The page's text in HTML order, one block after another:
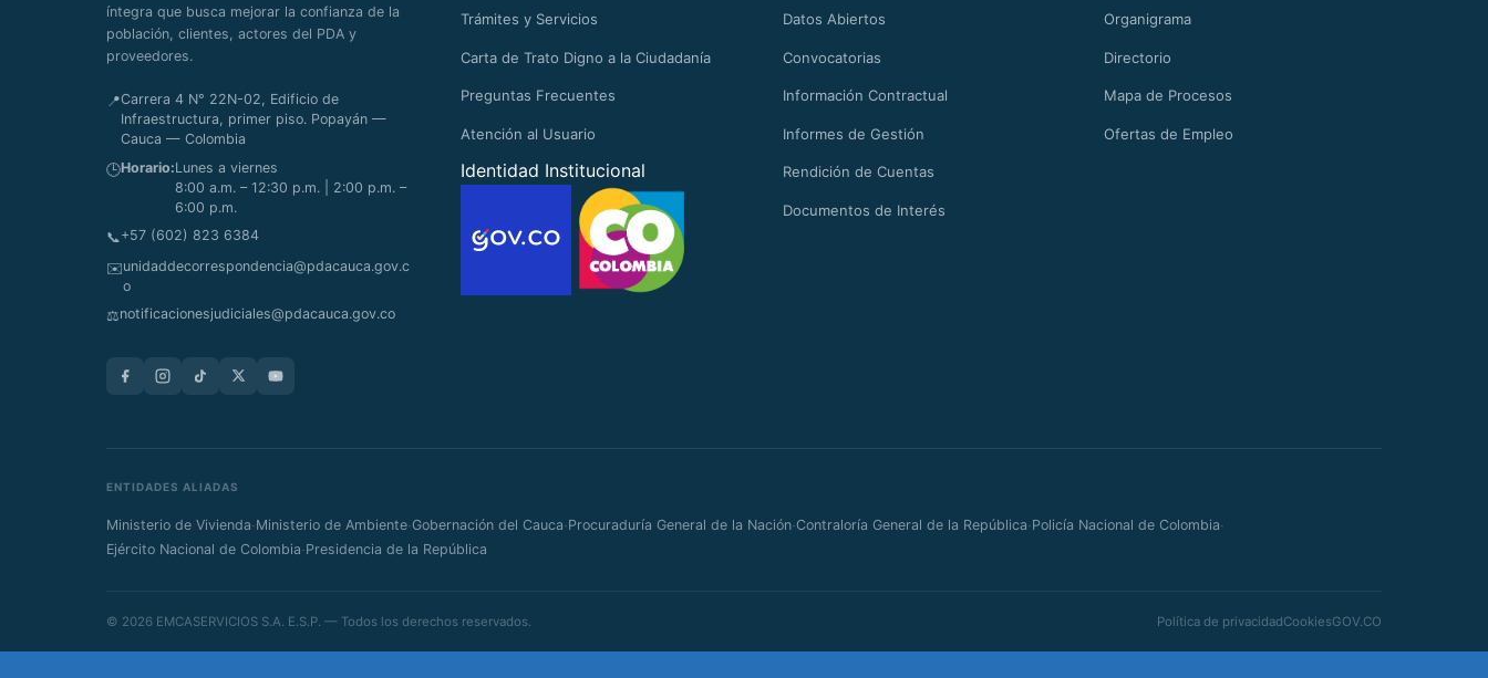
íntegra que busca mejorar la confianza de la
población, clientes, actores del PDA y
proveedores.
📍Carrera 4 N° 22N-02, Edificio de
Infraestructura, primer piso. Popayán —
Cauca — Colombia
🕒Horario:Lunes a viernes
8:00 a.m. – 12:30 p.m. | 2:00 p.m. –
6:00 p.m.
📞+57 (602) 823 6384
✉️unidaddecorrespondencia@pdacauca.gov.c
o
⚖️notificacionesjudiciales@pdacauca.gov.co
Trámites y Servicios
Carta de Trato Digno a la Ciudadanía
Preguntas Frecuentes
Atención al Usuario
Identidad Institucional
Datos Abiertos
Convocatorias
Información Contractual
Informes de Gestión
Rendición de Cuentas
Documentos de Interés
Organigrama
Directorio
Mapa de Procesos
Ofertas de Empleo
ENTIDADES ALIADAS
Ministerio de Vivienda·Ministerio de Ambiente·Gobernación del Cauca·Procuraduría General de la Nación·Contraloría General de la República·Policía Nacional de Colombia·
Ejército Nacional de Colombia·Presidencia de la República
© 2026 EMCASERVICIOS S.A. E.S.P. — Todos los derechos reservados. Política de privacidadCookiesGOV.CO